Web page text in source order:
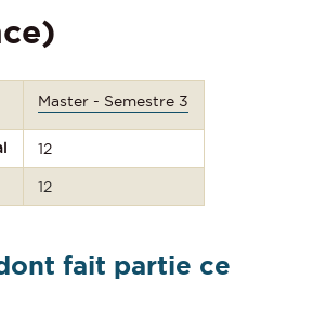
Master - Semestre 3
12
12
fait partie ce